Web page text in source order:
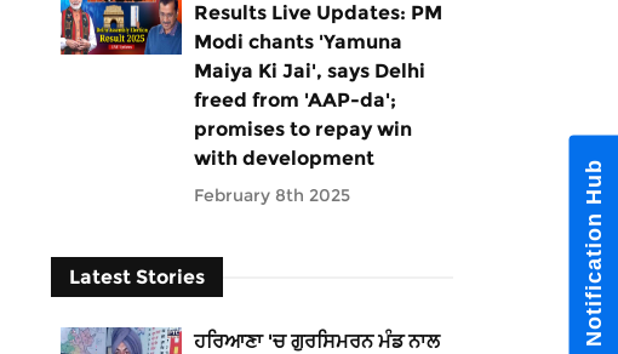
Results Live Updates: PM
Modi chants 'Yamuna
Maiya Ki Jai', says Delhi
freed from 'AAP-da';
promises to repay win
with development
February 8th 2025
Latest Stories
ਹਰਿਆਣਾ 'ਚ ਗੁਰਸਿਮਰਨ ਮੰਡ ਨਾਲ
Notification Hub